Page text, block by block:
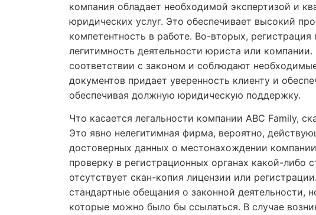
компания обладает необходимой экспертизой и
юридических услуг. Это обеспечивает высокий
компетентность в работе. Во-вторых,
легитимность деятельности юриста или
соответствии с законом и соблюдают
документов придает уверенность клиенту и
обеспечивая должную юридическую поддержку.
Что касается легальности компании ABC Family,
Это явно нелегитимная фирма, вероятно,
достоверных данных о местонахождении
проверку в регистрационных органах какой-либо
отсутствует скан-копия лицензии или
стандартные обещания о законной деятельности,
которые можно было бы ссылаться. В случае